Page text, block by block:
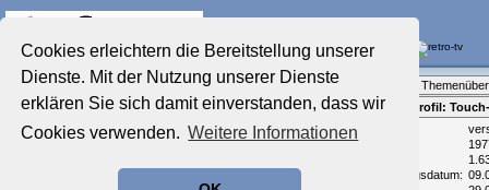
Cookies erleichtern die Bereitstellung unserer
Dienste. Mit der Nutzung unserer Dienste
erklären Sie sich damit einverstanden, dass wir
Cookies verwenden. Weitere Informationen
Startseite
Aktuelles Forum
Film-Forum
Zeichentrick-Forum
Teilnehmerprofil:
Email:
Geburtsjahr:
Registrierungsdatum: